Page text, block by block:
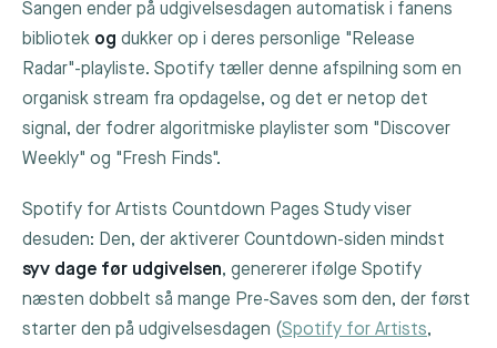
Sangen ender på udgivelsesdagen automatisk i fanens
bibliotek og dukker op i deres personlige "Release
Radar"-playliste. Spotify tæller denne afspilning som en
organisk stream fra opdagelse, og det er netop det
signal, der fodrer algoritmiske playlister som "Discover
Weekly" og "Fresh Finds".
Spotify for Artists Countdown Pages Study viser
desuden: Den, der aktiverer Countdown-siden mindst
syv dage før udgivelsen, genererer ifølge Spotify
næsten dobbelt så mange Pre-Saves som den, der først
starter den på udgivelsesdagen (Spotify for Artists,